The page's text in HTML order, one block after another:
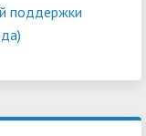
поддержки